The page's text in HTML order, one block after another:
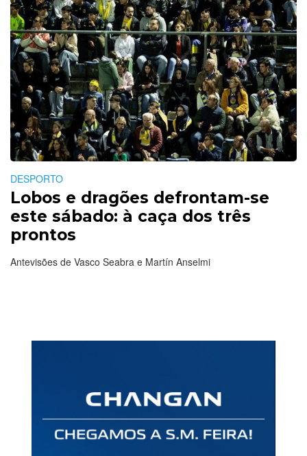
DESPORTO
Lobos e dragões defrontam-se
este sábado: à caça dos três
prontos
Antevisões de Vasco Seabra e Martín Anselmi